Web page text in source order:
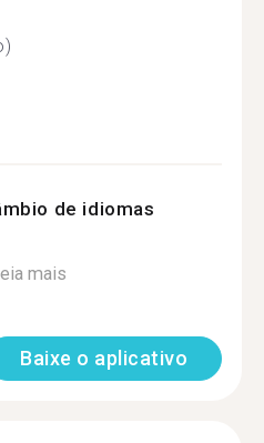
de idiomas
mais
Baixe o aplicativo